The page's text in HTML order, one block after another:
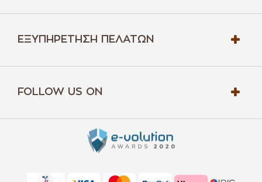
ΕΞΥΠΗΡΈΤΗΣΗ ΠΕΛΑΤΏΝ
FOLLOW US ON